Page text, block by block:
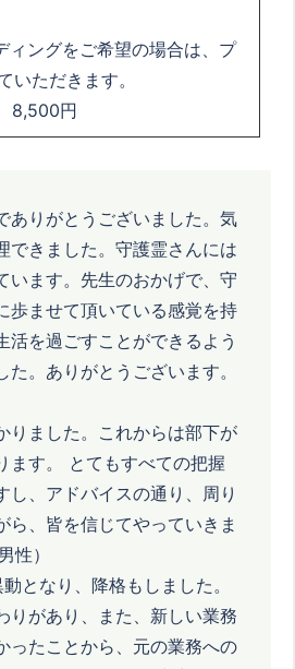
ィングをご希望の場合は、プ
いただきます。
8,500円
ありがとうございました。気
できました。守護霊さんには
います。先生のおかげで、守
歩ませて頂いている感覚を持
活を過ごすことができるよう
た。ありがとうございます。
りました。これからは部下が
ます。 とてもすべての把握
し、アドバイスの通り、周り
ら、皆を信じてやっていきま
）
となり、降格もしました。
りがあり、また、新しい業務
ったことから、元の業務への